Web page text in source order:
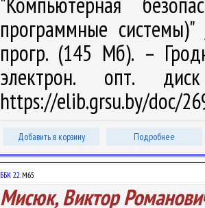
программные
прогр. (145 Мб). –
электрон. опт.
https://elib.grsu.by/doc/
Добавить в корзину Подробнее
ББК 22.M65
Мисюк, Виктор